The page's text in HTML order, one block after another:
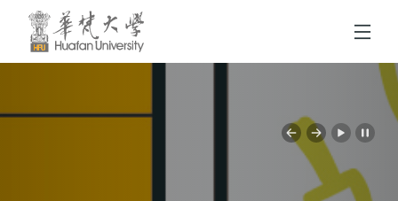
跳到頁面主要內容區
Previous
Next